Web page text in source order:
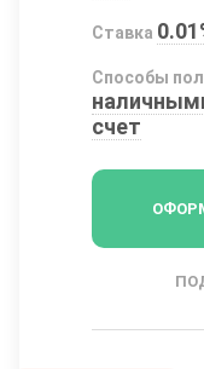
Ставка
Способы
счет